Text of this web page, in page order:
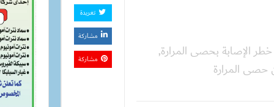
الإصابة بحصى المرارة,
حصى المرارة
تغريدة
مشاركة
مشاركة